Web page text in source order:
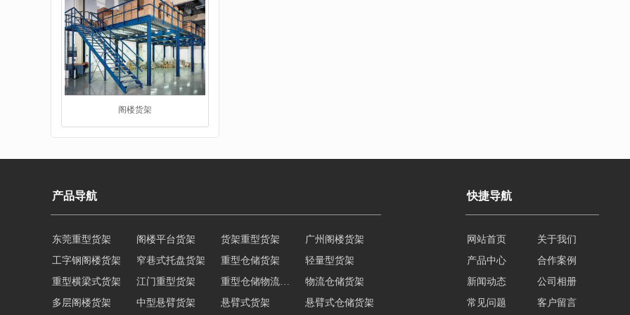
阁楼货架
重型货架
产品导航
东莞重型货架 阁楼平台货架 货架重型货架
广州阁楼货架
工字钢阁楼货架
窄巷式托盘货架 重型仓储货架
轻量型货架
重型横梁式货架
江门重型货架
物流仓储货架
多层阁楼货架
中型悬臂货架 悬臂式货架 悬臂式仓储货架
快捷导航
网站首页
关于我们
产品中心
合作案例
新闻动态
公司相册
常见问题
客户留言